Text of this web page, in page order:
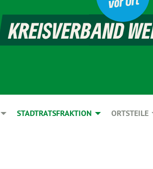
STADTRATSFRAKTION ORTSTEILE